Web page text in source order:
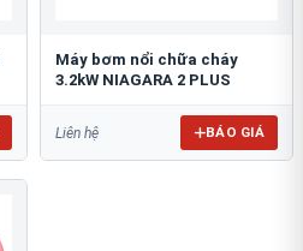
Máy bơm nổi chữa cháy
3.2kW NIAGARA 2 PLUS
Liên hệ BÁO GIÁ